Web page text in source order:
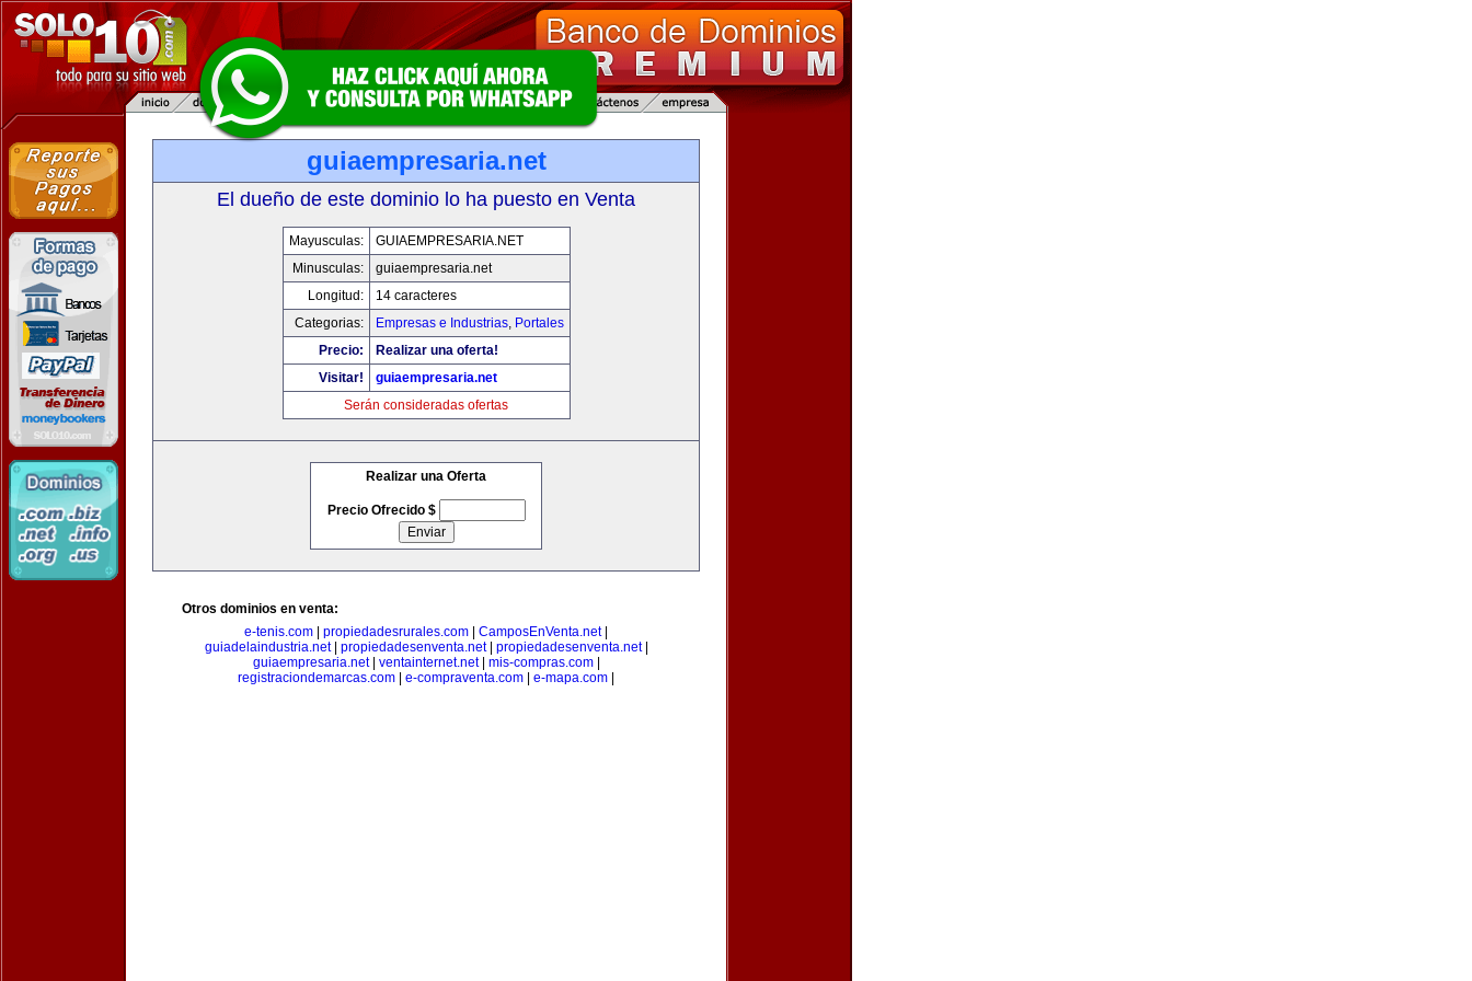
guiaempresaria.net
El dueño de este dominio lo ha puesto en Venta
Mayusculas:
GUIAEMPRESARIA.NET
Minusculas:
guiaempresaria.net
Longitud:
14 caracteres
Categorias:
Empresas e Industrias, Portales
Precio:
Realizar una oferta!
Visitar!
guiaempresaria.net
Serán consideradas ofertas
Realizar una Oferta
Precio Ofrecido $
Otros dominios en venta:
e-tenis.com
propiedadesrurales.com CamposEnVenta.net
guiadelaindustria.net propiedadesenventa.net propiedadesenventa.net|
guiaempresaria.net| ventainternet.net| mis-compras.com|
registraciondemarcas.com
e-compraventa.com e-mapa.com